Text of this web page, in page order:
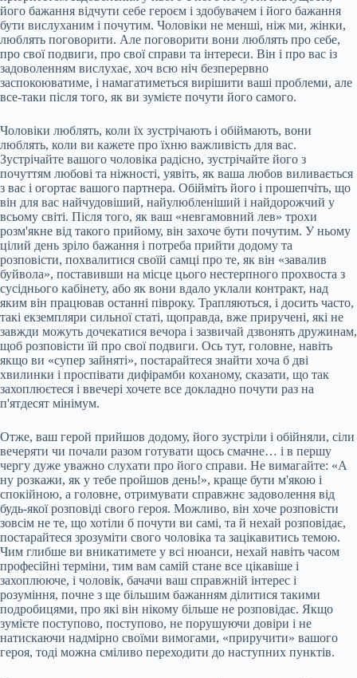
його бажання відчути себе героєм і здобувачем і його бажання
бути вислуханим і почутим. Чоловіки не менші, ніж ми, жінки,
люблять поговорити. Але поговорити вони люблять про себе,
про свої подвиги, про свої справи та інтереси. Він і про вас із
задоволенням вислухає, хоч всю ніч безперервно
заспокоюватиме, і намагатиметься вирішити ваші проблеми, але
все-таки після того, як ви зумієте почути його самого.
Чоловіки люблять, коли їх зустрічають і обіймають, вони
люблять, коли ви кажете про їхню важливість для вас.
Зустрічайте вашого чоловіка радісно, зустрічайте його з
почуттям любові та ніжності, уявіть, як ваша любов виливається
з вас і огортає вашого партнера. Обійміть його і прошепчіть, що
він для вас найчудовіший, найулюбленіший і найдорожчий у
всьому світі. Після того, як ваш «невгамовний лев» трохи
розм'якне від такого прийому, він захоче бути почутим. У ньому
цілий день зріло бажання і потреба прийти додому та
розповісти, похвалитися своїй самці про те, як він «завалив
буйвола», поставивши на місце цього нестерпного прохвоста з
сусіднього кабінету, або як вони вдало уклали контракт, над
яким він працював останні півроку. Трапляються, і досить часто,
такі екземпляри сильної статі, щоправда, вже приручені, які не
завжди можуть дочекатися вечора і зазвичай дзвонять дружинам,
щоб розповісти їй про свої подвиги. Ось тут, головне, навіть
якщо ви «супер зайняті», постарайтеся знайти хоча б дві
хвилинки і проспівати дифірамби коханому, сказати, що так
захоплюєтеся і ввечері хочете все докладно почути раз на
п'ятдесят мінімум.
Отже, ваш герой прийшов додому, його зустріли і обійняли, сіли
вечеряти чи почали разом готувати щось смачне… і в першу
чергу дуже уважно слухати про його справи. Не вимагайте: «А
ну розкажи, як у тебе пройшов день!», краще бути м'якою і
спокійною, а головне, отримувати справжнє задоволення від
будь-якої розповіді свого героя. Можливо, він хоче розповісти
зовсім не те, що хотіли б почути ви самі, та й нехай розповідає,
постарайтеся зрозуміти свого чоловіка та зацікавитись темою.
Чим глибше ви вникатимете у всі нюанси, нехай навіть часом
професійні терміни, тим вам самій стане все цікавіше і
захоплююче, і чоловік, бачачи ваш справжній інтерес і
розуміння, почне з ще більшим бажанням ділитися такими
подробицями, про які він нікому більше не розповідає. Якщо
зумієте поступово, поступово, не порушуючи довіри і не
натискаючи надмірно своїми вимогами, «приручити» вашого
героя, тоді можна сміливо переходити до наступних пунктів.